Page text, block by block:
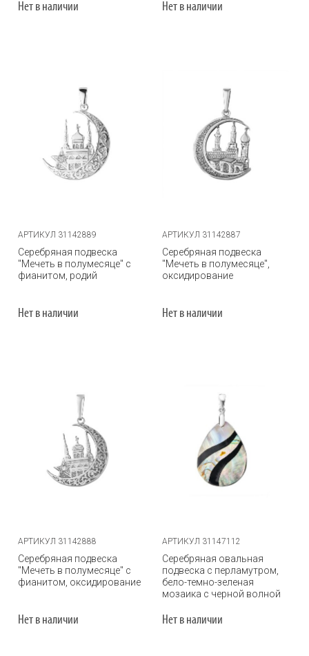
Нет в наличии Нет в наличии
АРТИКУЛ 31142889
Серебряная подвеска
"Мечеть в полумесяце" с
фианитом, родий
Нет в наличии
АРТИКУЛ 31142887
Серебряная подвеска
"Мечеть в полумесяце",
оксидирование
Нет в наличии
АРТИКУЛ 31142888
Серебряная подвеска
"Мечеть в полумесяце" с
фианитом, оксидирование
Нет в наличии
АРТИКУЛ 31147112
Серебряная овальная
подвеска с перламутром,
бело-темно-зеленая
мозаика с черной волной
Нет в наличии